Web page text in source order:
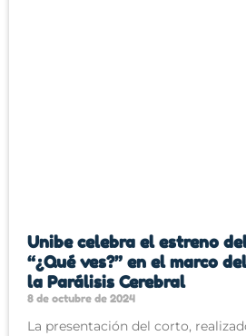
Unibe celebra el estreno
“¿Qué ves?” en el marco
la Parálisis Cerebral
8 de octubre de 2024
La presentación del corto,